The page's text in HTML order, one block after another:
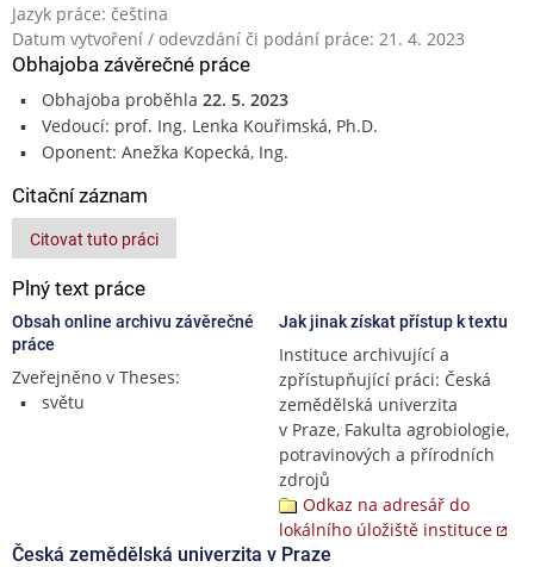
Jazyk práce: čeština
Datum vytvoření / odevzdání či podání práce: 21. 4. 2023
Obhajoba závěrečné práce
Obhajoba proběhla 22. 5. 2023
Vedoucí: prof. Ing. Lenka Kouřimská, Ph.D.
Oponent: Anežka Kopecká, Ing.
Citační záznam
Citovat tuto práci
Plný text práce
Obsah online archivu závěrečné
práce
Zveřejněno v Theses:
světu
Jak jinak získat přístup k textu
Instituce archivující a
zpřístupňující práci: Česká
zemědělská univerzita
v Praze, Fakulta agrobiologie,
potravinových a přírodních
zdrojů
Odkaz na adresář do
lokálního úložiště instituce
Česká zemědělská univerzita v Praze